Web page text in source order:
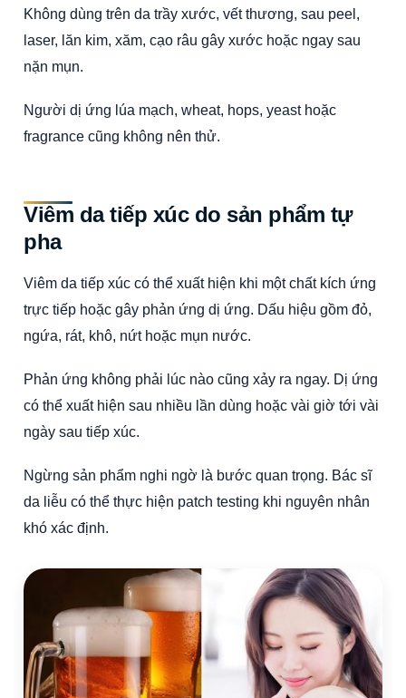
Không dùng trên da trầy xước, vết thương, sau peel,
laser, lăn kim, xăm, cạo râu gây xước hoặc ngay sau
nặn mụn.
Người dị ứng lúa mạch, wheat, hops, yeast hoặc
fragrance cũng không nên thử.
Viêm da tiếp xúc do sản phẩm tự
pha
Viêm da tiếp xúc có thể xuất hiện khi một chất kích ứng
trực tiếp hoặc gây phản ứng dị ứng. Dấu hiệu gồm đỏ,
ngứa, rát, khô, nứt hoặc mụn nước.
Phản ứng không phải lúc nào cũng xảy ra ngay. Dị ứng
có thể xuất hiện sau nhiều lần dùng hoặc vài giờ tới vài
ngày sau tiếp xúc.
Ngừng sản phẩm nghi ngờ là bước quan trọng. Bác sĩ
da liễu có thể thực hiện patch testing khi nguyên nhân
khó xác định.